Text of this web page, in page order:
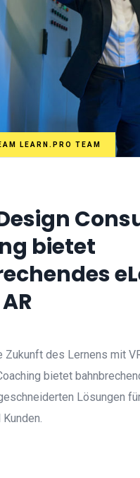
LEARN.PRO TEAM
Design
bietet
Zukunft des Lernens mit
bietet
Lösungen